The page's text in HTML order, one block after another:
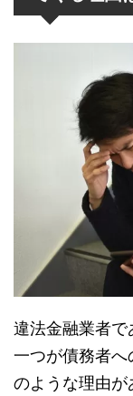
違法金融業者
一つが債務者
のような理由が